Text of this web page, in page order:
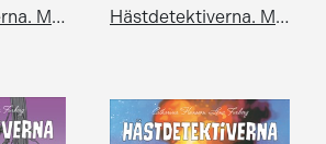
Hästdetektiverna. Mysteriet med den bevingade hästen Hästdetektiverna. Mysteriet med spökhästen